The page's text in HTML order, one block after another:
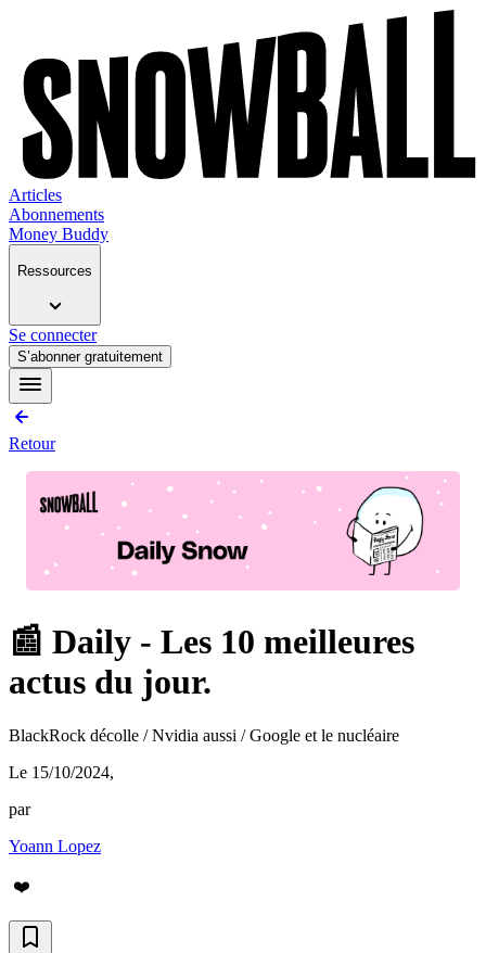
Articles
Abonnements
Money Buddy
Ressources
Se connecter
S’abonner gratuitement
Retour
📰 Daily - Les 10 meilleures
actus du jour.
BlackRock décolle / Nvidia aussi / Google et le nucléaire
Le 15/10/2024,
par
Yoann Lopez
❤️